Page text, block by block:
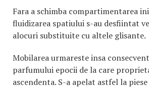
Fara a schimba compartimentarea
fluidizarea spatiului s-au desfiintat
alocuri substituite cu altele glisante.
Mobilarea urmareste insa
parfumului epocii de la care
ascendenta. S-a apelat astfel la